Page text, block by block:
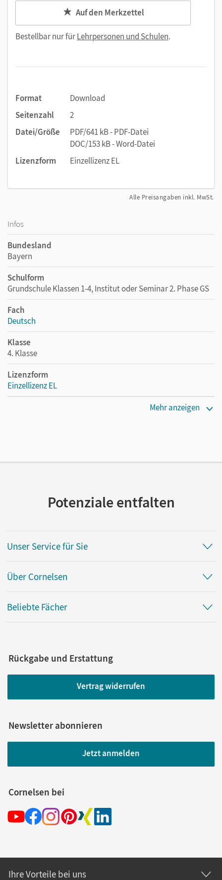
Auf den Merkzettel
Bestellbar nur fürLehrpersonen und Schulen.
Format
Download
Seitenzahl
2
Datei/Größe
PDF/641 kB - PDF-Datei
DOC/153 kB - Word-Datei
Lizenzform
Einzellizenz EL
Alle Preisangaben inkl. MwSt.
Infos
Bundesland
Bayern
Schulform
Grundschule Klassen 1-4, Institut oder Seminar 2. Phase GS
Fach
Deutsch
Klasse
4. Klasse
Lizenzform
Einzellizenz EL
Mehr anzeigen
Potenziale entfalten
Unser Service für Sie
Über Cornelsen
Beliebte Fächer
Rückgabe und Erstattung
Vertrag widerrufen
Newsletter abonnieren
Jetzt anmelden
Cornelsen bei
Ihre Vorteile bei uns